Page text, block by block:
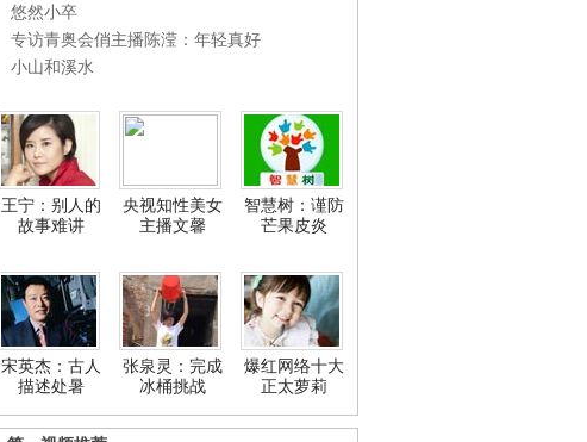
悠然小卒
专访青奥会俏主播陈滢：年轻真好
小山和溪水
王宁：别人的
故事难讲
央视知性美女
主播文馨
智慧树：谨防
芒果皮炎
宋英杰：古人
描述处暑
张泉灵：完成
冰桶挑战
爆红网络十大
正太萝莉